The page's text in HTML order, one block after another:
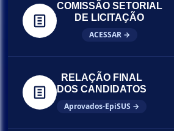
COMISSÃO SETORIAL
DE LICITAÇÃO
ACESSAR →
RELAÇÃO FINAL
DOS CANDIDATOS
Aprovados-EpiSUS →